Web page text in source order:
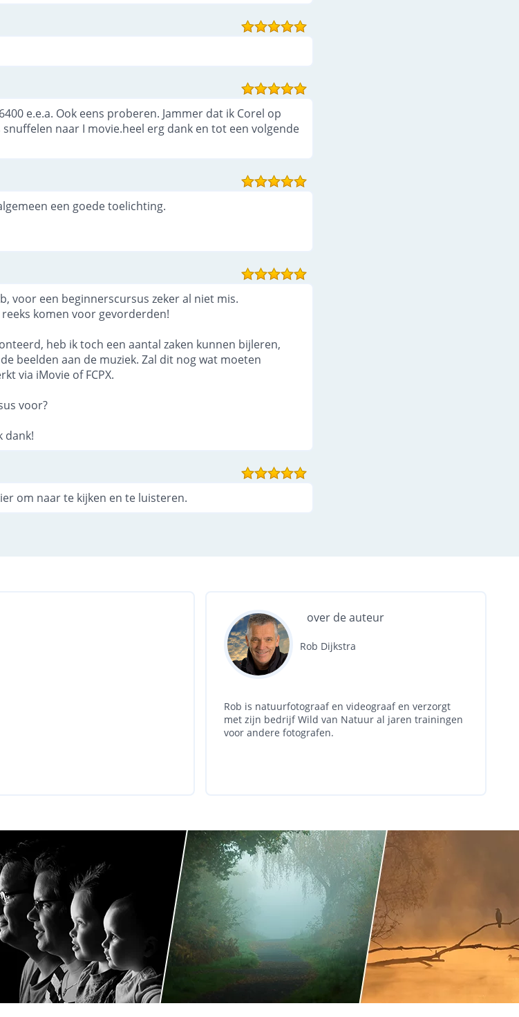
e.e.a. Ook eens proberen. Jammer dat ik Corel op
naar I movie.heel erg dank en tot een volgende
een goede toelichting.
voor een beginnerscursus zeker al niet mis.
komen voor gevorderden!
heb ik toch een aantal zaken kunnen bijleren,
beelden aan de muziek. Zal dit nog wat moeten
via iMovie of FCPX.
voor?
dank!
om naar te kijken en te luisteren.
over de auteur
Rob Dijkstra
Rob is natuurfotograaf en videograaf en verzorgt
met zijn bedrijf Wild van Natuur al jaren trainingen
voor andere fotografen.